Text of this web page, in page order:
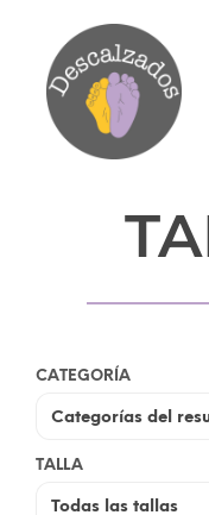
CATEGORÍA
TALLA